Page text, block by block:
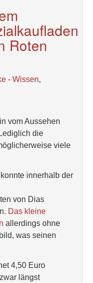
Roten
- Wissen,
vom Aussehen
die
viele
innerhalb der
von Dias
Das kleine
allerdings ohne
was seinen
4,50 Euro
längst